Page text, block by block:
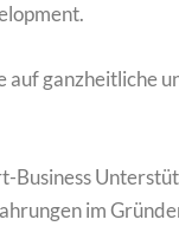
ganzheitliche
Business
im